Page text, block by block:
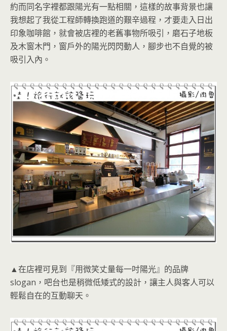
約而同名字裡都跟陽光有一點相關，這樣的故事背景也讓
我想起了我從工程師轉換跑道的艱辛過程，才要走入日出
印象咖啡館，就會被店裡的老舊事物所吸引，磨石子地板
及木窗木門，窗戶外的陽光閃閃動人，腳步也不自覺的被
吸引入內。
▲在店裡可見到『用微笑丈量每一吋陽光』的品牌
slogan，吧台也是稍微低矮式的設計，讓主人與客人可以
輕鬆自在的互動聊天。